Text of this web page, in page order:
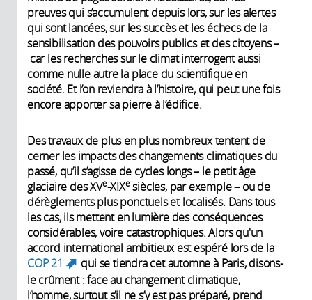
preuves qui s’accumulent depuis lors, sur les alertes
qui sont lancées, sur les succès et les échecs de la
sensibilisation des pouvoirs publics et des citoyens –
car les recherches sur le climat interrogent aussi
comme nulle autre la place du scientifique en
société. Et l’on reviendra à l’histoire, qui peut une fois
encore apporter sa pierre à l’édifice.
Des travaux de plus en plus nombreux tentent de
cerner les impacts des changements climatiques du
passé, qu’il s’agisse de cycles longs – le petit âge
glaciaire des XVe-XIXesiècles, par exemple – ou de
dérèglements plus ponctuels et localisés. Dans tous
les cas, ils mettent en lumière des conséquences
considérables, voire catastrophiques. Alors qu'un
accord international ambitieux est espéré lors de la
COP 21
(link is external)
qui se tiendra cet automne à Paris, disons-
le crûment : face au changement climatique,
l’homme, surtout s’il ne s’y est pas préparé, prend